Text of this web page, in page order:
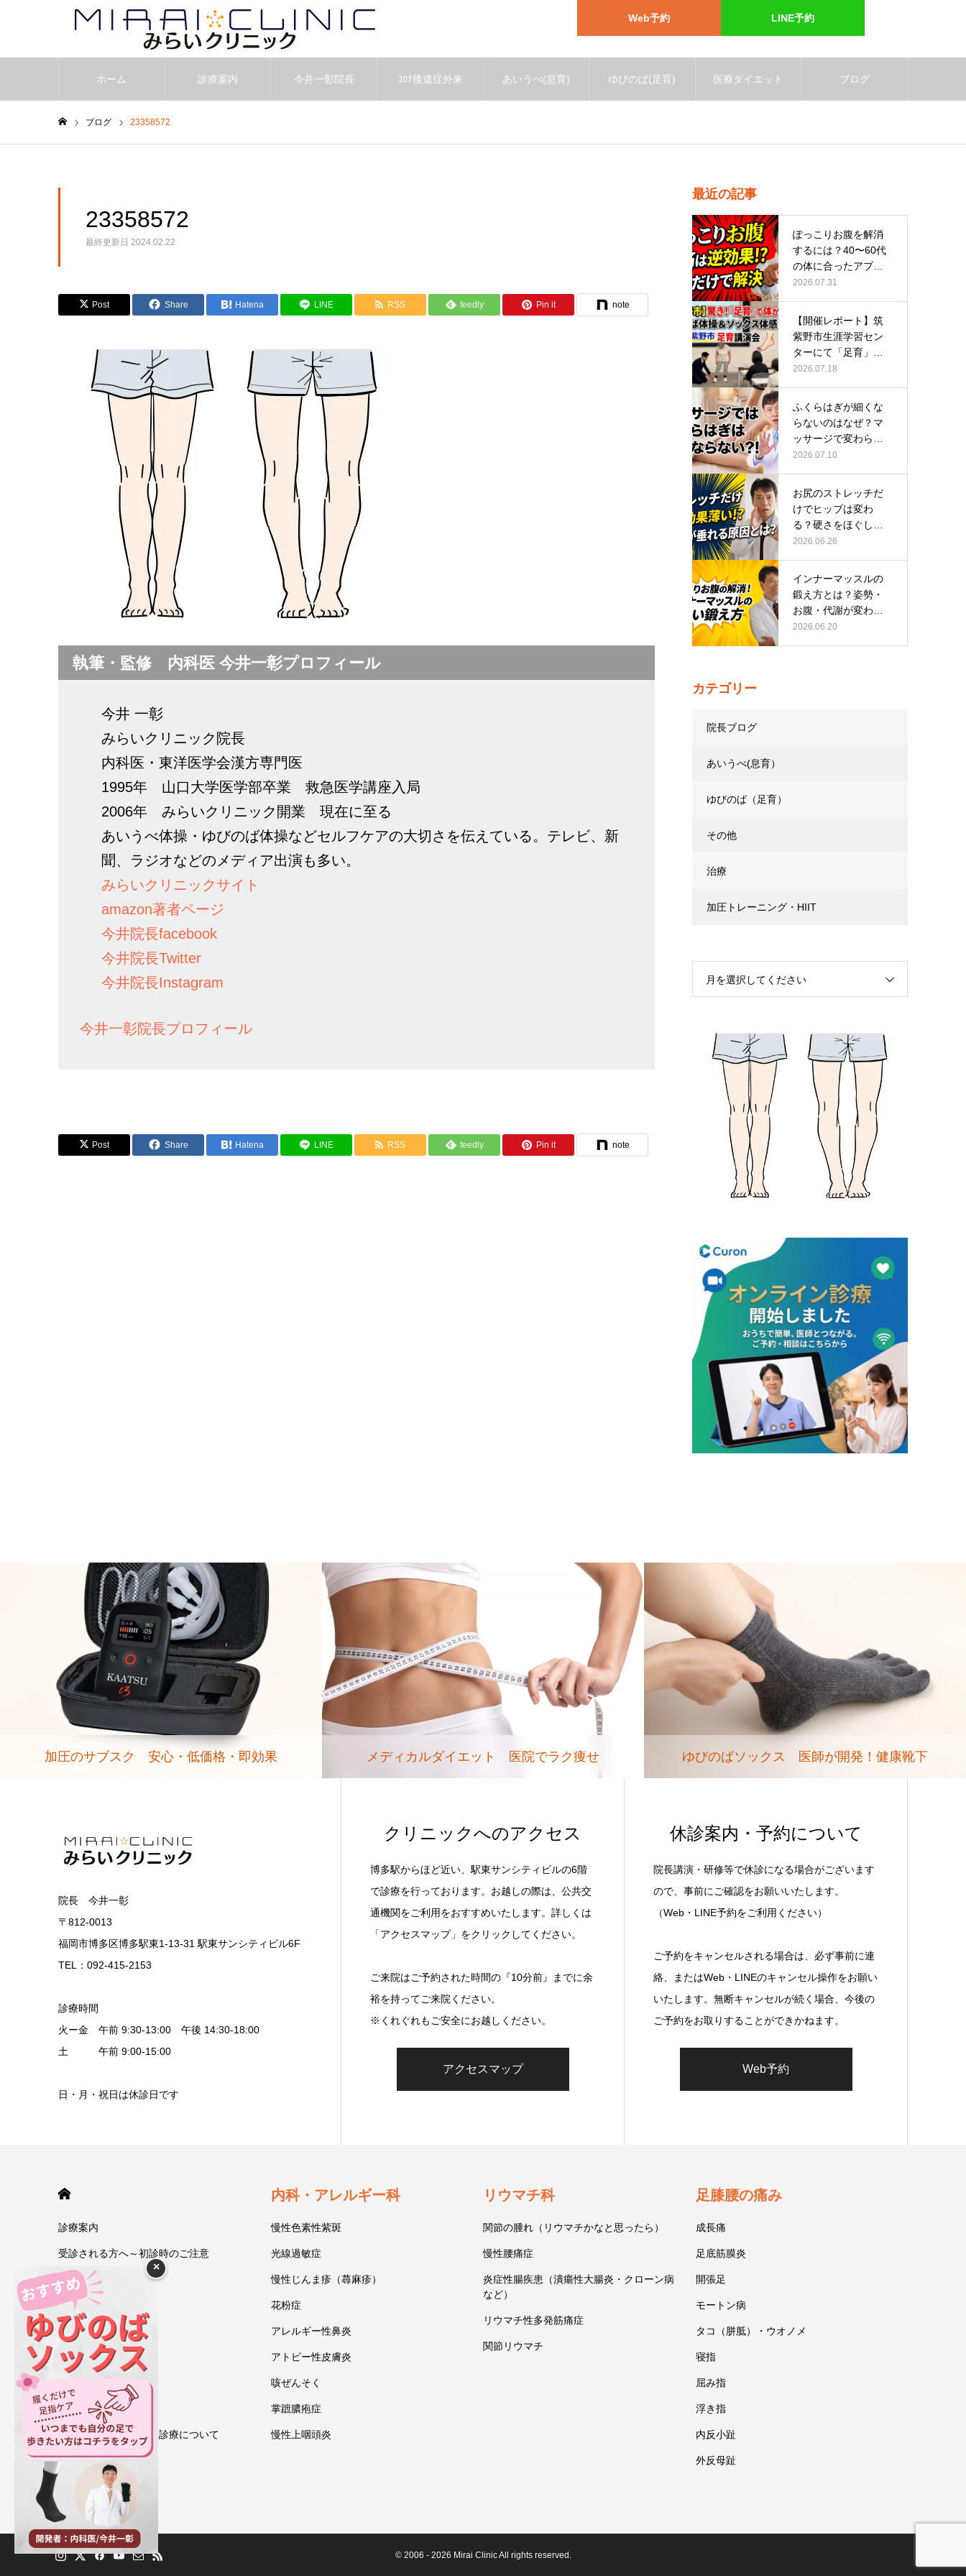
Web予約 LINE予約
ホーム 診療案内 今井一彰院長 ｺﾛﾅ後遺症外来 あいうべ(息育) ゆびのば(足育) 医療ダイエット ブログ
ブログ 23358572
23358572
最終更新日 2024.02.22
Post Share Hatena LINE RSS feedly Pin it note
執筆・監修 内科医 今井一彰プロフィール
今井 一彰
みらいクリニック院長
内科医・東洋医学会漢方専門医
1995年 山口大学医学部卒業 救急医学講座入局
2006年 みらいクリニック開業 現在に至る
あいうべ体操・ゆびのば体操などセルフケアの大切さを伝えている。テレビ、新
聞、ラジオなどのメディア出演も多い。
みらいクリニックサイト
amazon著者ページ
今井院長facebook
今井院長Twitter
今井院長Instagram
今井一彰院長プロフィール
Post Share Hatena LINE RSS feedly Pin it note
最近の記事
ぽっこりお腹を解消
するには？40〜60代
の体に合ったアプロ
ーチ
2026.07.31
【開催レポート】筑
紫野市生涯学習セン
ターにて「足育」講
演会に登壇し…
2026.07.18
ふくらはぎが細くな
らないのはなぜ？マ
ッサージで変わらな
い根本原因
2026.07.10
お尻のストレッチだ
けでヒップは変わ
る？硬さをほぐして
整える正しい方…
2026.06.26
インナーマッスルの
鍛え方とは？姿勢・
お腹・代謝が変わる
トレーニング…
2026.06.20
カテゴリー
院長ブログ
あいうべ(息育）
ゆびのば（足育）
その他
治療
加圧トレーニング・HIIT
月を選択してください
加圧のサブスク 安心・低価格・即効果 メディカルダイエット 医院でラク痩せ ゆびのばソックス 医師が開発！健康靴下
院長 今井一彰
〒812-0013
福岡市博多区博多駅東1-13-31 駅東サンシティビル6F
TEL：092-415-2153
診療時間
火ー金 午前 9:30-13:00 午後 14:30-18:00
土 午前 9:00-15:00
日・月・祝日は休診日です
クリニックへのアクセス
博多駅からほど近い、駅東サンシティビルの6階
で診療を行っております。お越しの際は、公共交
通機関をご利用をおすすめいたします。詳しくは
「アクセスマップ」をクリックしてください。
ご来院はご予約された時間の『10分前』までに余
裕を持ってご来院ください。
※くれぐれもご安全にお越しください。
アクセスマップ
休診案内・予約について
院長講演・研修等で休診になる場合がございます
ので、事前にご確認をお願いいたします。
（Web・LINE予約をご利用ください）
ご予約をキャンセルされる場合は、必ず事前に連
絡、またはWeb・LINEのキャンセル操作をお願い
いたします。無断キャンセルが続く場合、今後の
ご予約をお取りすることができかねます。
Web予約
診療案内
受診される方へ～初診時のご注意
今井一彰 院長紹介
あいうべ体操
ゆびのば体操
ブログ
アクセス・地図
お問い合わせ
情報通信機器を用いた診療について
プライバシーポリシー
ゆびのばソックス通販
内科・アレルギー科
慢性色素性紫斑
光線過敏症
慢性じんま疹（蕁麻疹）
花粉症
アレルギー性鼻炎
アトピー性皮膚炎
咳ぜんそく
掌蹠膿疱症
慢性上咽頭炎
リウマチ科
関節の腫れ（リウマチかなと思ったら）
慢性腰痛症
炎症性腸疾患（潰瘍性大腸炎・クローン病
など）
リウマチ性多発筋痛症
関節リウマチ
足膝腰の痛み
成長痛
足底筋膜炎
開張足
モートン病
タコ（胼胝）・ウオノメ
寝指
屈み指
浮き指
内反小趾
外反母趾
© 2006 - 2026 Mirai Clinic All rights reserved.
×